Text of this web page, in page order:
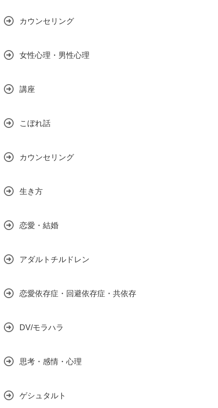
カウンセリング
女性心理・男性心理
講座
こぼれ話
カウンセリング
生き方
恋愛・結婚
アダルトチルドレン
恋愛依存症・回避依存症・共依存
DV/モラハラ
思考・感情・心理
ゲシュタルト